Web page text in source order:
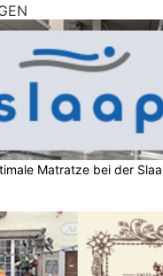
Matratze bei der